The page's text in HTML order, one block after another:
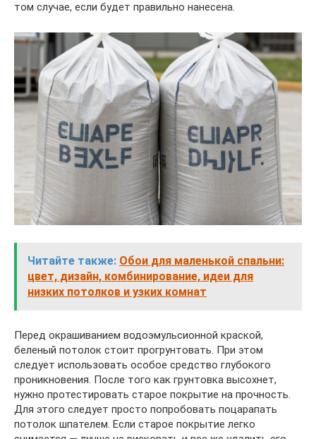
том случае, если будет правильно нанесена.
Читайте также: Обои для маленькой спальни:
цвет, дизайн, комбинирование, идеи для
низких потолков и узких комнат
Перед окрашиванием водоэмульсионной краской,
беленый потолок стоит прогрунтовать. При этом
следует использовать особое средство глубокого
проникновения. После того как грунтовка высохнет,
нужно протестировать старое покрытие на прочность.
Для этого следует просто попробовать поцарапать
потолок шпателем. Если старое покрытие легко